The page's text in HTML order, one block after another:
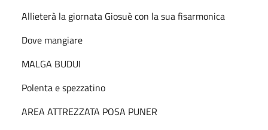
Allieterà la giornata Giosuè con la sua fisarmonica
Dove mangiare
MALGA BUDUI
Polenta e spezzatino
AREA ATTREZZATA POSA PUNER